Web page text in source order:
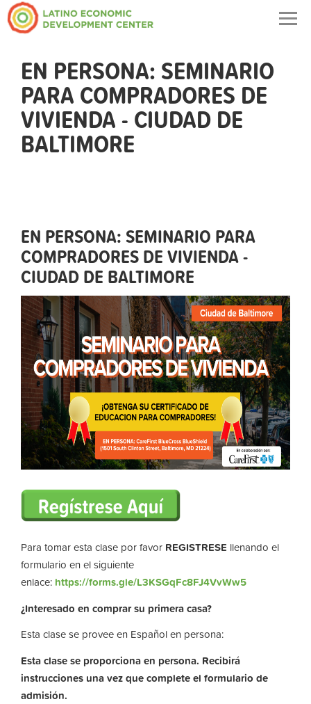
EN PERSONA: SEMINARIO
PARA COMPRADORES DE
VIVIENDA - CIUDAD DE
BALTIMORE
EN PERSONA: SEMINARIO PARA
COMPRADORES DE VIVIENDA -
CIUDAD DE BALTIMORE
Para tomar esta clase por favor REGISTRESE llenando el
formulario en el siguiente
enlace: https://forms.gle/L3KSGqFc8FJ4VvWw5
¿Interesado en comprar su primera casa?
Esta clase se provee en Español en persona:
Esta clase se proporciona en persona. Recibirá
instrucciones una vez que complete el formulario de
admisión.